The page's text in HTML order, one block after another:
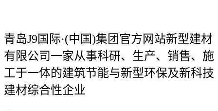
青岛J9国际·(中国)集团官方网站新型建材
有限公司一家从事科研、生产、销售、施
工于一体的建筑节能与新型环保及新科技
建材综合性企业